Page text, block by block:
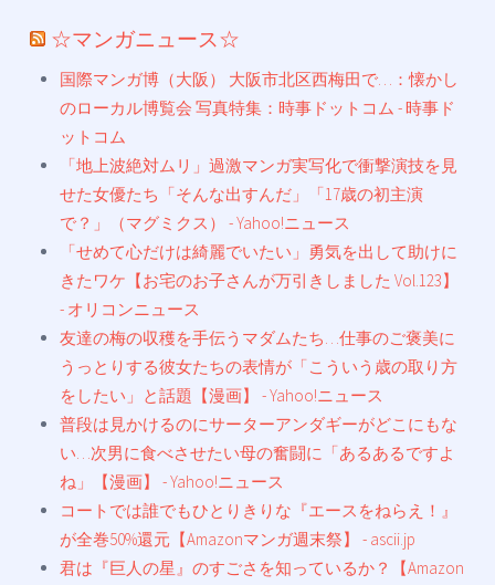
☆マンガニュース☆
国際マンガ博（大阪） 大阪市北区西梅田で…：懐かし
のローカル博覧会 写真特集：時事ドットコム - 時事ド
ットコム
「地上波絶対ムリ」過激マンガ実写化で衝撃演技を見
せた女優たち「そんな出すんだ」「17歳の初主演
で？」（マグミクス） - Yahoo!ニュース
「せめて心だけは綺麗でいたい」勇気を出して助けに
きたワケ【お宅のお子さんが万引きしました Vol.123】
- オリコンニュース
友達の梅の収穫を手伝うマダムたち…仕事のご褒美に
うっとりする彼女たちの表情が「こういう歳の取り方
をしたい」と話題【漫画】 - Yahoo!ニュース
普段は見かけるのにサーターアンダギーがどこにもな
い…次男に食べさせたい母の奮闘に「あるあるですよ
ね」【漫画】 - Yahoo!ニュース
コートでは誰でもひとりきりな『エースをねらえ！』
が全巻50%還元【Amazonマンガ週末祭】 - ascii.jp
君は『巨人の星』のすごさを知っているか？【Amazon